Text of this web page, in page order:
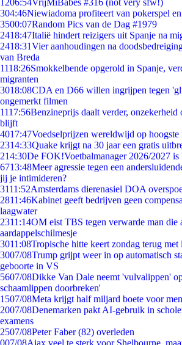
1206:54VrijMiBabes #316 (not very sfw!)
304:46Niewiadoma profiteert van pokerspel
3500:07Random Pics van de Dag #1979
2418:47Italië hindert reizigers uit Spanje na
2418:31Vier aanhoudingen na
van Breda
1118:26Smokkelbende opgerold in Spanje,
migranten
3018:08CDA en D66 willen ingrijpen tegen
ongemerkt filmen
1117:56Benzineprijs daalt verder,
blijft
4017:47Voedselprijzen wereldwijd op
2314:33Quake krijgt na 30 jaar een gratis
214:30De FOK!Voetbalmanager 2026/2027 is
6713:48Meer agressie tegen een
jij je intimideren?
3111:52Amsterdams dierenasiel DOA
2811:46Kabinet geeft bedrijven geen
laagwater
2311:14OM eist TBS tegen verwarde man die
aardappelschilmesje
3011:08Tropische hitte keert zondag terug met
3007/08Trump grijpt weer in op automatisch
geboorte in VS
5607/08Dikke Van Dale neemt 'vulvalippen'
schaamlippen doorbreken'
1507/08Meta krijgt half miljard boete voor
2007/08Denemarken pakt AI-gebruik in
examens
2507/08Peter Faber (82) overleden
007/08Ajax veel te sterk voor Shelbourne,